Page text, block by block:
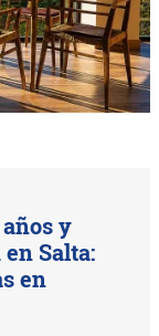
y
Salta:
en